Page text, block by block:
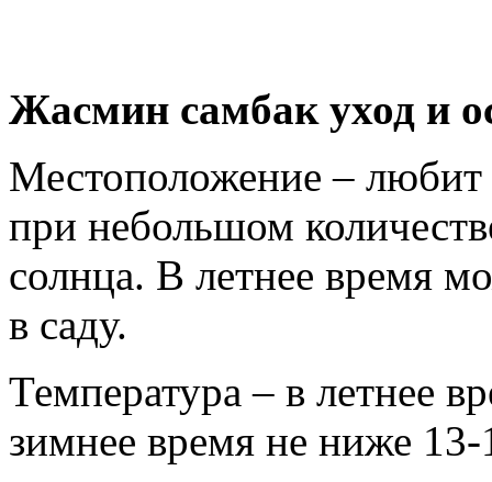
Жасмин самбак уход и
Местоположение – любит
при небольшом
солнца. В летнее время
в саду.
Температура – в летнее
зимнее время не ниже